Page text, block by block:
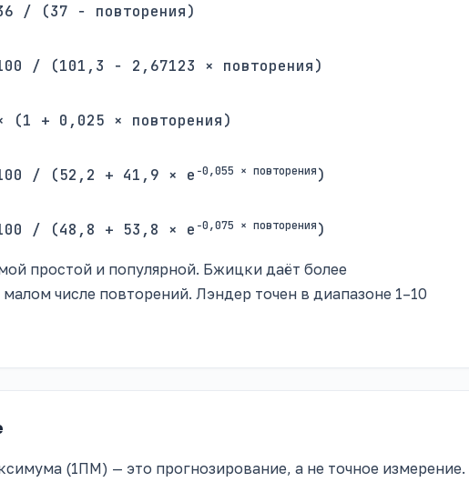
/ (37 − повторения)
/ (101,3 − 2,67123 × повторения)
(1 + 0,025 × повторения)
/ (52,2 + 41,9 × e −0,055 × повторения)
/ (48,8 + 53,8 × e −0,075 × повторения)
простой и популярной. Бжицки даёт более
числе повторений. Лэндер точен в диапазоне 1–10
(1ПМ) — это прогнозирование, а не точное измерение.